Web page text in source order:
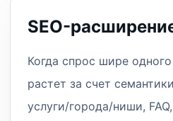
SEO-
Когда спрос шире
растет за счет
услуги/города/ниши,